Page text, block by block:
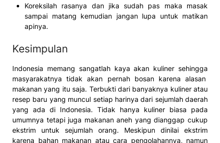
Koreksilah rasanya dan jika sudah pas maka masak
sampai matang kemudian jangan lupa untuk matikan
apinya.
Kesimpulan
Indonesia memang sangatlah kaya akan kuliner sehingga
masyarakatnya tidak akan pernah bosan karena alasan
makanan yang itu saja. Terbukti dari banyaknya kuliner atau
resep baru yang muncul setiap harinya dari sejumlah daerah
yang ada di Indonesia. Tidak hanya kuliner biasa pada
umumnya tetapi juga makanan aneh yang dianggap cukup
ekstrim untuk sejumlah orang. Meskipun dinilai ekstrim
karena bahan makanan atau cara pengolahannya, namun